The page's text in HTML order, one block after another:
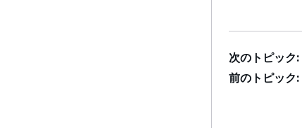
次のトピック:
前のトピック: